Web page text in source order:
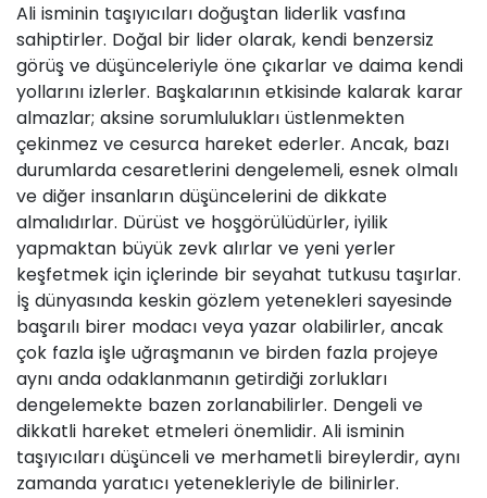
Ali isminin taşıyıcıları doğuştan liderlik vasfına
sahiptirler. Doğal bir lider olarak, kendi benzersiz
görüş ve düşünceleriyle öne çıkarlar ve daima kendi
yollarını izlerler. Başkalarının etkisinde kalarak karar
almazlar; aksine sorumlulukları üstlenmekten
çekinmez ve cesurca hareket ederler. Ancak, bazı
durumlarda cesaretlerini dengelemeli, esnek olmalı
ve diğer insanların düşüncelerini de dikkate
almalıdırlar. Dürüst ve hoşgörülüdürler, iyilik
yapmaktan büyük zevk alırlar ve yeni yerler
keşfetmek için içlerinde bir seyahat tutkusu taşırlar.
İş dünyasında keskin gözlem yetenekleri sayesinde
başarılı birer modacı veya yazar olabilirler, ancak
çok fazla işle uğraşmanın ve birden fazla projeye
aynı anda odaklanmanın getirdiği zorlukları
dengelemekte bazen zorlanabilirler. Dengeli ve
dikkatli hareket etmeleri önemlidir. Ali isminin
taşıyıcıları düşünceli ve merhametli bireylerdir, aynı
zamanda yaratıcı yetenekleriyle de bilinirler.